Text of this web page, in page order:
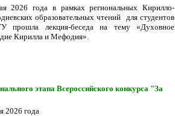
2026 года в рамках региональных Кирилло-
образовательных чтений для студентов
прошла лекция-беседа на тему «Духовное
Кирилла и Мефодия».
этапа Всероссийского конкурса "За
2026 года